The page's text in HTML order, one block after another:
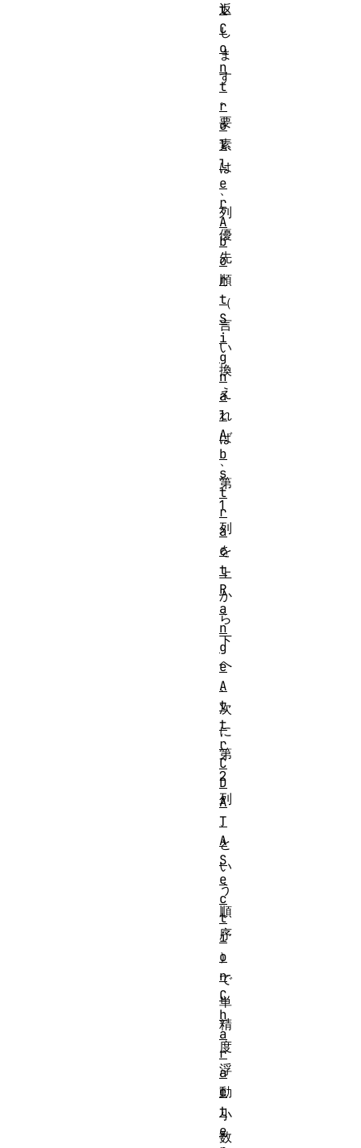
返
し
ま
す
。
要
素
は
、
列
優
先
順
（
言
い
換
え
れ
ば
、
第
1
列
を
上
か
ら
下
へ
、
次
に
第
2
列
、
と
い
う
順
序
）
で
単
精
度
浮
動
小
数
t
C
o
n
t
r
o
l
l
e
r
A
b
o
r
t
S
i
g
n
a
l
A
b
s
t
r
a
c
t
R
a
n
g
e
A
t
t
r
C
D
A
T
A
S
e
c
t
i
o
n
C
h
a
r
a
c
t
e